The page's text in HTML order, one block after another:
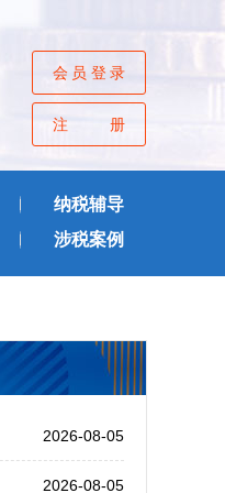
会员登录
注册
纳税辅导
涉税案例
2026-08-05
2026-08-05